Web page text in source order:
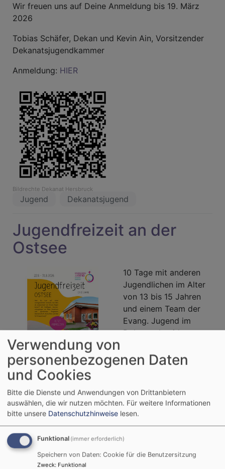
Wir freuen uns auf Deine Anmeldung bis 19. März
2026
Tobias Schäfer, Dekan und Kevin Ain, Vorsitzender
Dekanatsjugendkammer
Anmeldung: HIER
Bildrechte Dekanat Hersbruck
Jugend Dekanatsjugend
Jugendfreizeit an der
Ostsee
Bildrechte Dekanatsjugend
10 Tage mit anderen
Jugendlichen im Alter
von 13 bis 15 Jahren
und einem Team der
Evang. Jugend im
Dekanatsbezirk
der Ostsee verbringen?
August 2026 in 23743 Grömitz möglich.
Weitere Informationen und zur Anmeldung:
https://www.evangelische-termine.de/detail-bt?
ID=7926512
Verwendung von
personenbezogenen Daten
und Cookies
Bitte die Dienste und Anwendungen von Drittanbietern
auswählen, die wir nutzen möchten. Für weitere Informationen
bitte unsere Datenschutzhinweise lesen.
Funktional (immer erforderlich)
Speichern von Daten: Cookie für die Benutzersitzung
Zweck: Funktional